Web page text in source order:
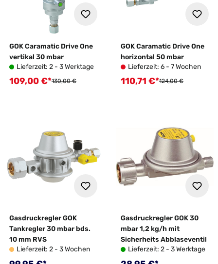
GOK Caramatic Drive One
vertikal 30 mbar
Lieferzeit: 2 - 3 Werktage
Verkaufspreis:
109,00 €*Regulärer Preis:
130,00 €
GOK Caramatic Drive One
horizontal 50 mbar
Lieferzeit: 6 - 7 Wochen
Verkaufspreis:
110,71 €*Regulärer Preis:
124,00 €
Gasdruckregler GOK
Tankregler 30 mbar bds.
10 mm RVS
Lieferzeit: 2 - 3 Wochen
Gasdruckregler GOK 30
mbar 1,2 kg/h mit
Sicherheits Abblaseventil
Lieferzeit: 2 - 3 Werktage